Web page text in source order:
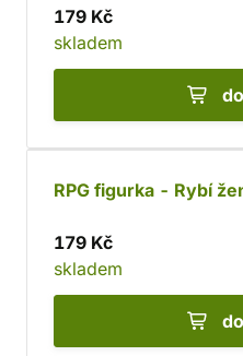
179 Kč
skladem
RPG figurka - Rybí
179 Kč
skladem